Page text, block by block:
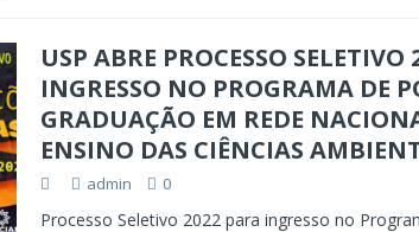
USP ABRE PROCESSO SELETIVO
INGRESSO NO PROGRAMA DE
GRADUAÇÃO EM REDE
ENSINO DAS CIÊNCIAS
admin 0
Processo Seletivo 2022 para ingresso no